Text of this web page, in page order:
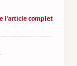
l'article complet